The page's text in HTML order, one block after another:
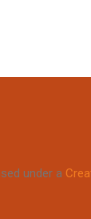
under a